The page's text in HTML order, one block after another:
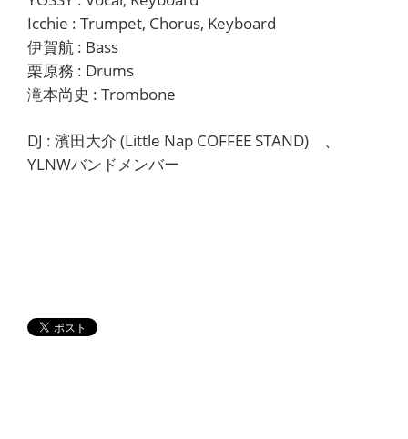
Icchie : Trumpet, Chorus, Keyboard
伊賀航 : Bass
栗原務 : Drums
滝本尚史 : Trombone
DJ : 濱田大介 (Little Nap COFFEE STAND) 、
YLNWバンドメンバー